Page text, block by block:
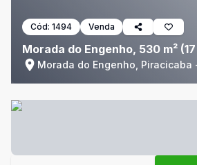
Cód: 1494 Venda
Morada do Engenho, 530 m²
Morada do Engenho, Piracicaba